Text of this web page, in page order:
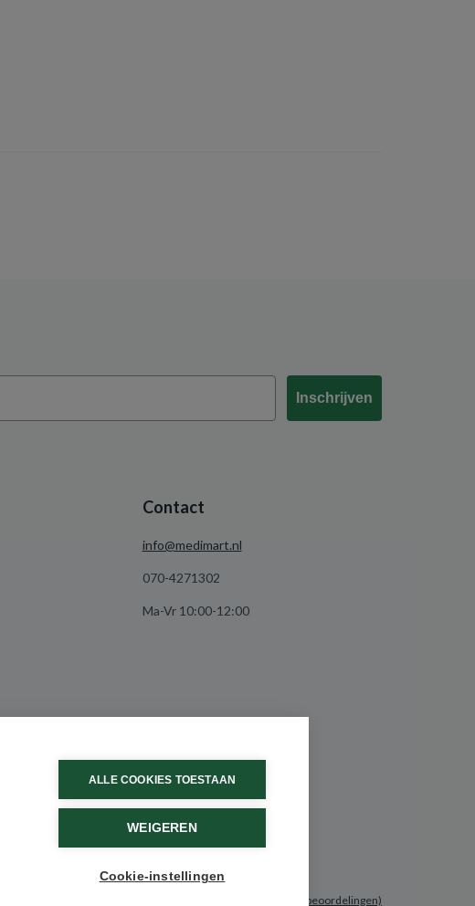
Inschrijven
Contact
info@medimart.nl
070-4271302
Ma-Vr 10:00-12:00
(531 beoordelingen)
ALLE COOKIES TOESTAAN
WEIGEREN
Cookie-instellingen